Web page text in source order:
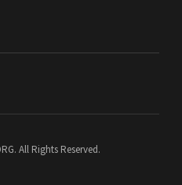
All Rights Reserved.